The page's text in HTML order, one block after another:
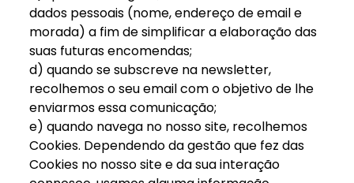
dados pessoais (nome, endereço de email e
morada) a fim de simplificar a elaboração das
suas futuras encomendas;
d) quando se subscreve na newsletter,
recolhemos o seu email com o objetivo de lhe
enviarmos essa comunicação;
e) quando navega no nosso site, recolhemos
Cookies. Dependendo da gestão que fez das
Cookies no nosso site e da sua interação